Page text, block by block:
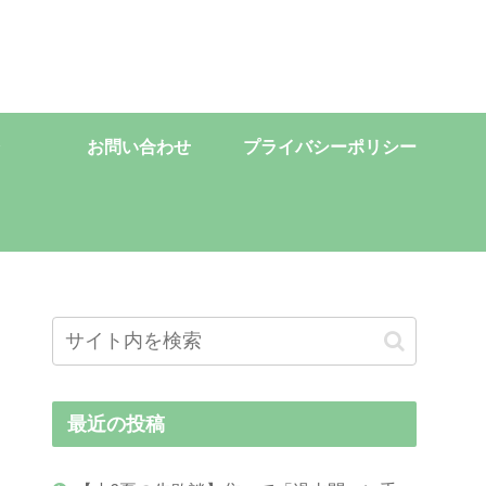
お問い合わせ プライバシーポリシー
最近の投稿